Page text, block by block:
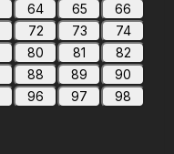
64 65
66
72 73
74
80 81
82
88 89
90
96 97
98